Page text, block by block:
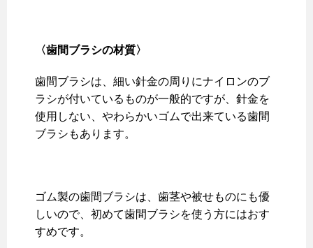
〈歯間ブラシの材質〉
歯間ブラシは、細い針金の周りにナイロンのブ
ラシが付いているものが一般的ですが、針金を
使用しない、やわらかいゴムで出来ている歯間
ブラシもあります。
ゴム製の歯間ブラシは、歯茎や被せものにも優
しいので、初めて歯間ブラシを使う方にはおす
すめです。